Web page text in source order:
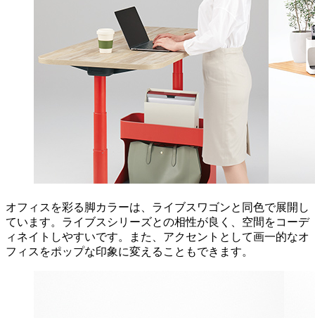
オフィスを彩る脚カラーは、ライブスワゴンと同色で展開し
ています。ライブスシリーズとの相性が良く、空間をコーデ
ィネイトしやすいです。また、アクセントとして画一的なオ
フィスをポップな印象に変えることもできます。